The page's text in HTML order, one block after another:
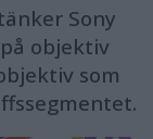
Sony
objektiv
som